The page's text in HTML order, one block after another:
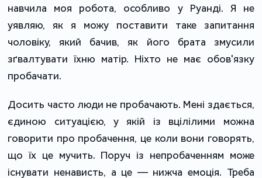
навчила моя робота, особливо у Руанді. Я не
уявляю, як я можу поставити таке запитання
чоловіку, який бачив, як його брата змусили
зґвалтувати їхню матір. Ніхто не має обов'язку
пробачати.
Досить часто люди не пробачають. Мені здається,
єдиною ситуацією, у якій із вцілілими можна
говорити про пробачення, це коли вони говорять,
що їх це мучить. Поруч із непробаченням може
існувати ненависть, а це — нижча емоція. Треба